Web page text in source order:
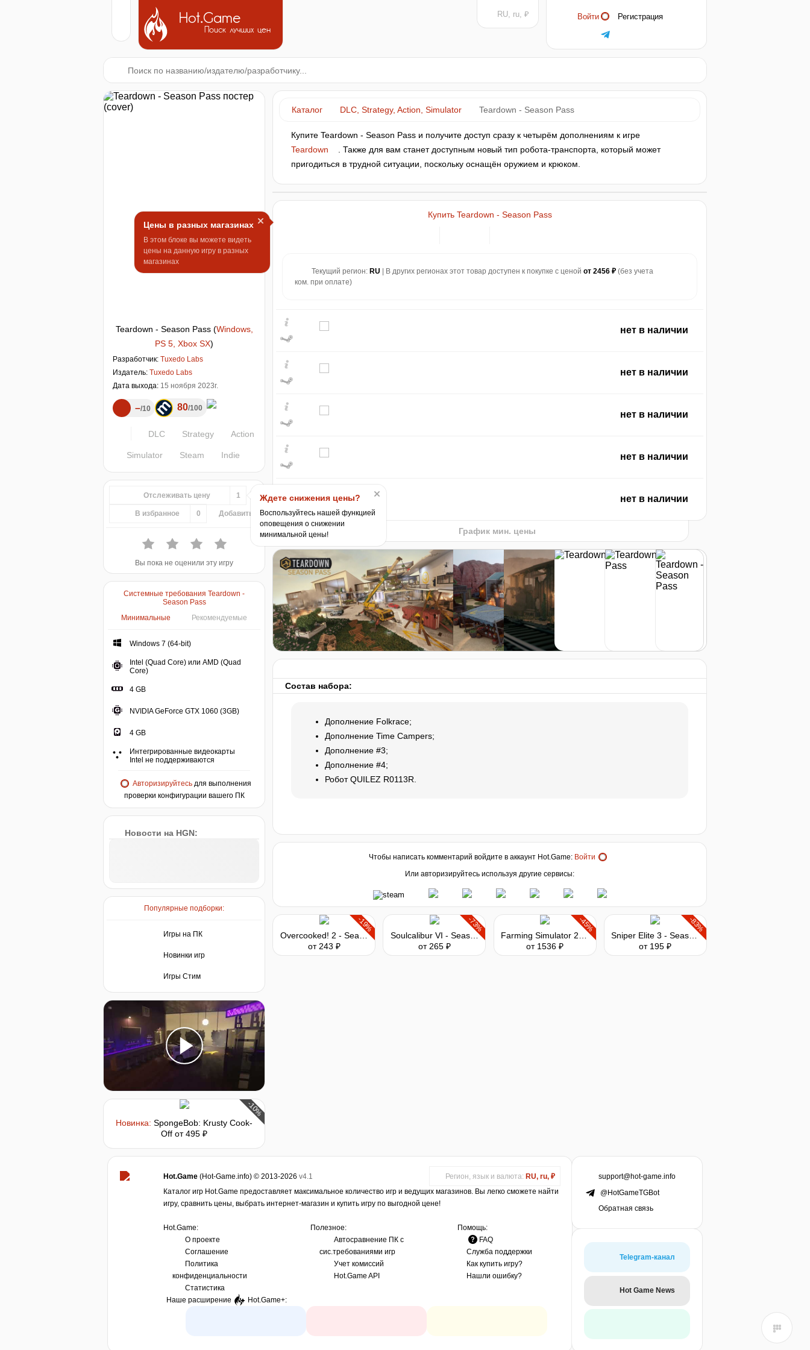
Hot.Game
Поиск лучших цен
Войти Регистрация
RU, ru, ₽
Teardown - Season Pass (Windows,
PS 5, Xbox SX)
Разработчик: Tuxedo Labs
Издатель: Tuxedo Labs
Дата выхода: 15 ноября 2023г.
– 10 80 100
DLC Strategy Action
Simulator Steam Indie
Отслеживать цену 1
В избранное 0 Добавить...
Вы пока не оценили эту игру
Системные требования Teardown -
Season Pass
Минимальные
Рекомендуемые
Windows 7 (64-bit)
Intel (Quad Core) или AMD (Quad
Core)
4 GB
NVIDIA GeForce GTX 1060 (3GB)
4 GB
Интегрированные видеокарты
Intel не поддерживаются
Авторизируйтесьдля выполнения
проверки конфигурации вашего ПК
Новости на HGN:
Популярные подборки:
Игры на ПК
Новинки игр
Игры Стим
-10%
Новинка: SpongeBob: Krusty Cook-
Off от 495 ₽
Каталог DLC, Strategy, Action, Simulator Teardown - Season Pass
Купите Teardown - Season Pass и получите доступ сразу к четырём дополнениям к игре
Teardown
. Также для вам станет доступным новый тип робота-транспорта, который может
пригодиться в трудной ситуации, поскольку оснащён оружием и крюком.
Купить Teardown - Season Pass
Текущий регион: RU | В других регионах этот товар доступен к покупке с ценой от 2456 ₽ (без учета
ком. при оплате)
нет в наличии
нет в наличии
нет в наличии
нет в наличии
нет в наличии
График мин. цены
Состав набора:
Дополнение Folkrace;
Дополнение Time Campers;
Дополнение #3;
Дополнение #4;
Робот QUILEZ R0113R.
Чтобы написать комментарий войдите в аккаунт Hot.Game: Войти
Или авторизируйтесь используя другие сервисы:
-19%
Overcooked! 2 - Season Pass
от 243 ₽
-73%
Soulcalibur VI - Season Pass
от 265 ₽
-45%
от 1536 ₽
-83%
от 195 ₽
Hot.Game (Hot-Game.info) © 2013-2026 v4.1 Регион, язык и валюта: RU, ru, ₽
Каталог игр Hot.Game предоставляет максимальное количество игр и ведущих магазинов. Вы легко сможете найти
игру, сравнить цены, выбрать интернет-магазин и купить игру по выгодной цене!
Hot.Game:
О проекте
Соглашение
Политика
конфиденциальности
Статистика
Полезное:
Автосравнение ПК с
сис.требованиями игр
Учет комиссий
Hot.Game API
Помощь:
FAQ
Служба поддержки
Как купить игру?
Нашли ошибку?
Наше расширение Hot.Game+:
support@hot-game.info
@HotGameTGBot
Обратная связь
Telegram-канал
Hot Game News
Ждете снижения цены?
Воспользуйтесь нашей функцией
оповещения о снижении
минимальной цены!
Цены в разных магазинах
В этом блоке вы можете видеть
цены на данную игру в разных
магазинах